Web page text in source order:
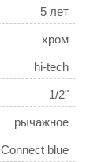
5 лет
хром
hi-tech
1/2"
рычажное
Connect blue